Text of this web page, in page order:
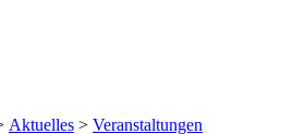
Aktuelles > Veranstaltungen